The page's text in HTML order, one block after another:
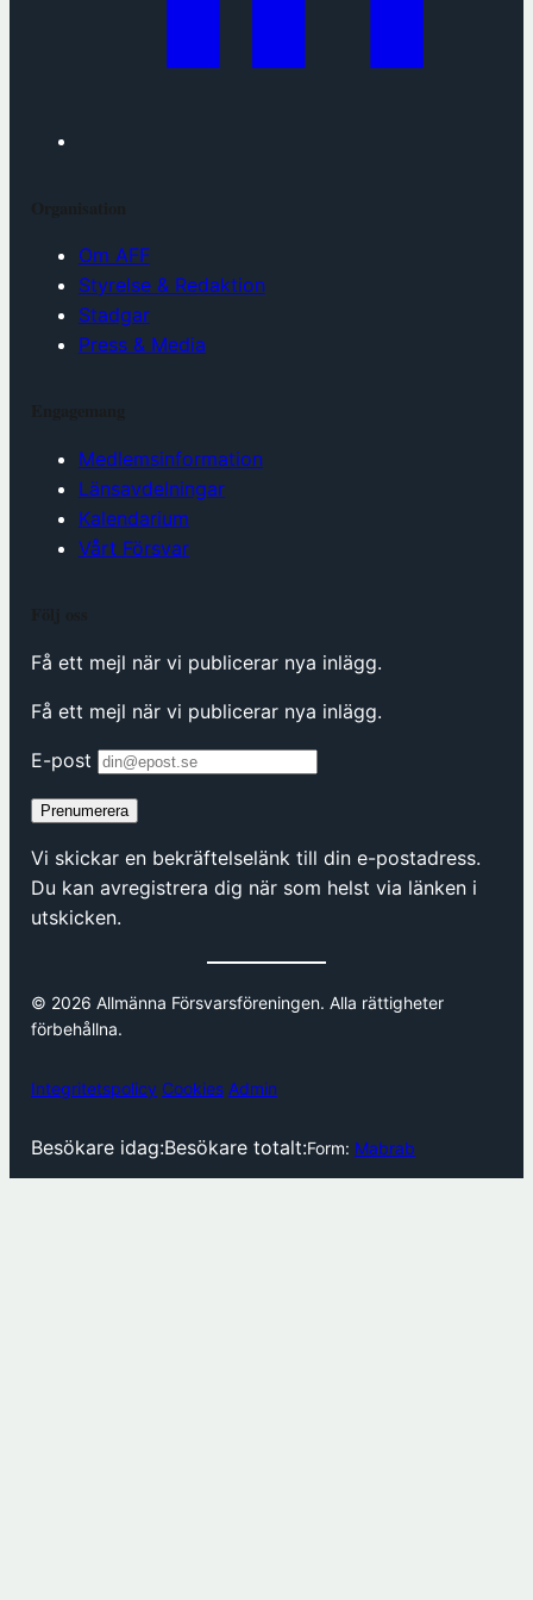
Om AFF
Styrelse & Redaktion
Stadgar
Press & Media
Medlemsinformation
Länsavdelningar
Kalendarium
Vårt Försvar
Få ett mejl när vi publicerar nya inlägg.
Få ett mejl när vi publicerar nya inlägg.
E-post
Prenumerera
Vi skickar en bekräftelselänk till din e-postadress.
Du kan avregistrera dig när som helst via länken i
utskicken.
© 2026 Allmänna Försvarsföreningen. Alla rättigheter
förbehållna.
Integritetspolicy Cookies Admin
Besökare idag:Besökare totalt:Form: Mabrab